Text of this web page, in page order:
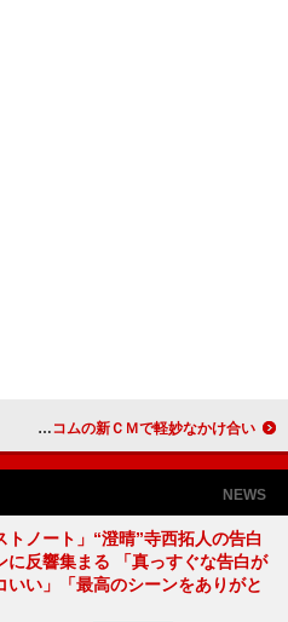
佐々木希、大先輩の桃井かおりと共演 ウィルコムの新ＣＭで軽妙なかけ合い
NEWS
トノート」“澄晴”寺西拓人の告白
に反響集まる 「真っすぐな告白が
いい」「最高のシーンをありがと